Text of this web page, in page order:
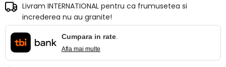
Livram INTERNATIONAL pentru ca frumusetea si
increderea nu au granite!
Cumpara in rate.
Afla mai multe